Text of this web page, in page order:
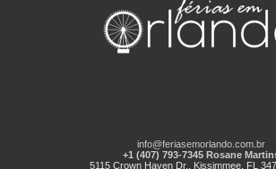
info@feriasemorlando.com.br
+1 (407) 793-7345 Rosane
5115 Crown Haven Dr., Kissimmee, FL